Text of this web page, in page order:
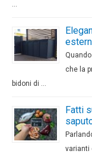
…
che la
bidoni di …
Fatti
varianti